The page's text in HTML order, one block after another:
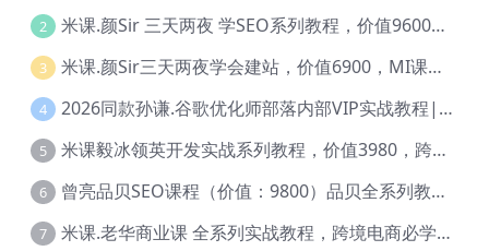
2 米课.颜Sir 三天两夜 学SEO系列教程，价值9600元，跨境人都在学 【Ag-0056】
3 米课.颜Sir三天两夜学会建站，价值6900，MI课甄选课程 【Ag-0055】
4 2026同款孙谦.谷歌优化师部落内部VIP实战教程|价值4999元全网独家解码（官方报名版本）【@034】
5 米课毅冰领英开发实战系列教程，价值3980，跨境必选【Ag-0049】
6 曾亮品贝SEO课程（价值：9800）品贝全系列教程 【Ab-0022】
7 米课.老华商业课 全系列实战教程，跨境电商必学，价值16900元【Ag-0053】